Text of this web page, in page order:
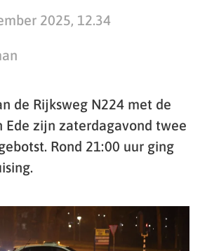
2025, 12.34
de Rijksweg N224 met de
Ede zijn zaterdagavond twee
Rond 21:00 uur ging